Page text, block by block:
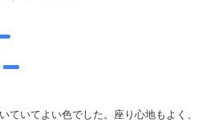
ていてよい色でした。座り心地もよく、